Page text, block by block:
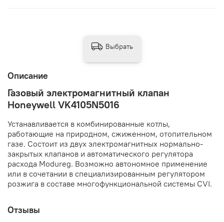
Описание
Газовый электромагнитный клапан
Honeywell VK4105N5016
Устанавливается в комбинированные котлы,
работающие на природном, сжиженном, отопительном
газе. Состоит из двух электромагнитных нормально-
закрытых клапанов и автоматического регулятора
расхода Modureg. Возможно автономное применение
или в сочетании в специализированным регулятором
розжига в составе многофункциональной системы CVI.
Отзывы
Выбрать